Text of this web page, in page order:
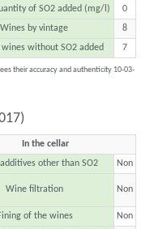
of SO2 added (mg/l)
0
Wines by vintage
8
wines without SO2 added 7
their accuracy and authenticity 10-03-
In the cellar
other than SO2
Non
Wine filtration Non
of the wines Non